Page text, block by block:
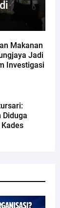
Makanan
Jadi
Investigasi